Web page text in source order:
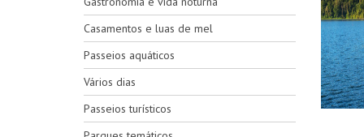
Casamentos e luas de mel
Passeios aquáticos
Vários dias
Passeios turísticos